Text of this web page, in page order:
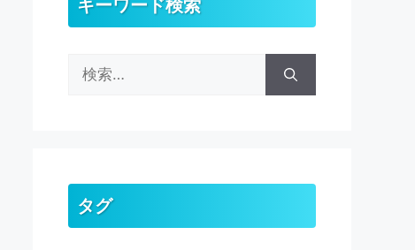
キーワード検索
索:
タグ